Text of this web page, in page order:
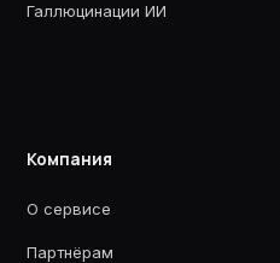
Галлюцинации ИИ
Компания
О сервисе
Партнёрам